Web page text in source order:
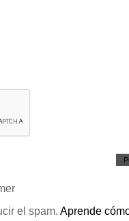
el spam. Aprende